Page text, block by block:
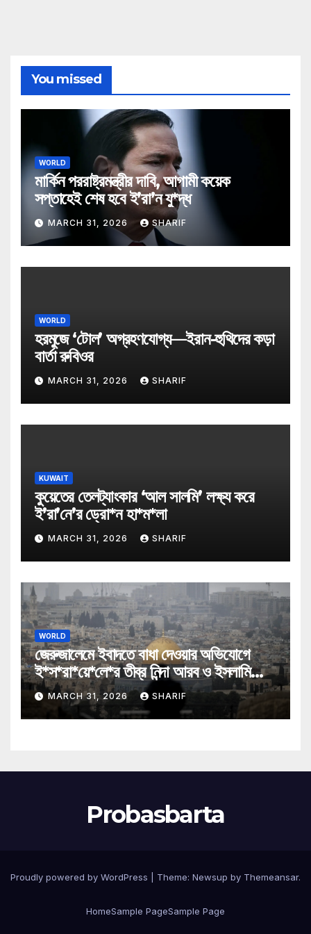
You missed
WORLD
মার্কিন পররাষ্ট্রমন্ত্রীর দাবি, আগামী কয়েক
সপ্তাহেই শেষ হবে ই’রা’ন যু*দ্ধ
MARCH 31, 2026 SHARIF
WORLD
হরমুজে ‘টোল’ অগ্রহণযোগ্য—ইরান-হুথিদের কড়া
বার্তা রুবিওর
MARCH 31, 2026 SHARIF
KUWAIT
কুয়েতের তেলট্যাংকার ‘আল সালমি’ লক্ষ্য করে
ই’রা’নে’র ড্রো*ন হা*ম*লা
MARCH 31, 2026 SHARIF
WORLD
জেরুজালেমে ইবাদতে বাধা দেওয়ার অভিযোগে
ই*স*রা*য়ে*লে*র তীব্র নিন্দা আরব ও ইসলামি
মন্ত্রীদের
MARCH 31, 2026 SHARIF
Probasbarta
Proudly powered by WordPress Theme: Newsup by Themeansar.
HomeSample PageSample Page